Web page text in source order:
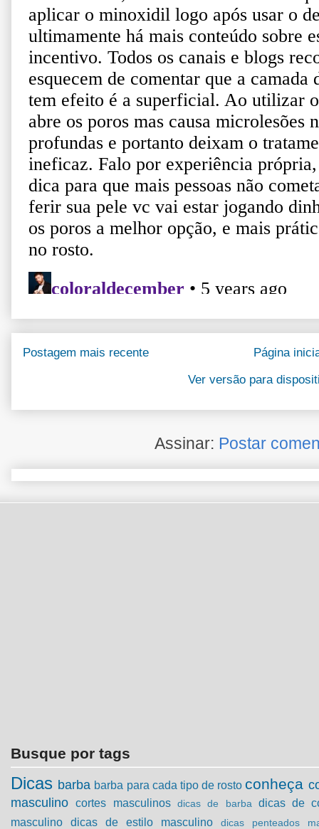
Postagem mais recente
Página
Ver versão para
Assinar: Postar
Busque por tags
Dicas barba barba para cada tipo de rosto conheça
masculino cortes masculinos dicas de barba
dicas de
masculino
dicas de estilo masculino dicas penteados